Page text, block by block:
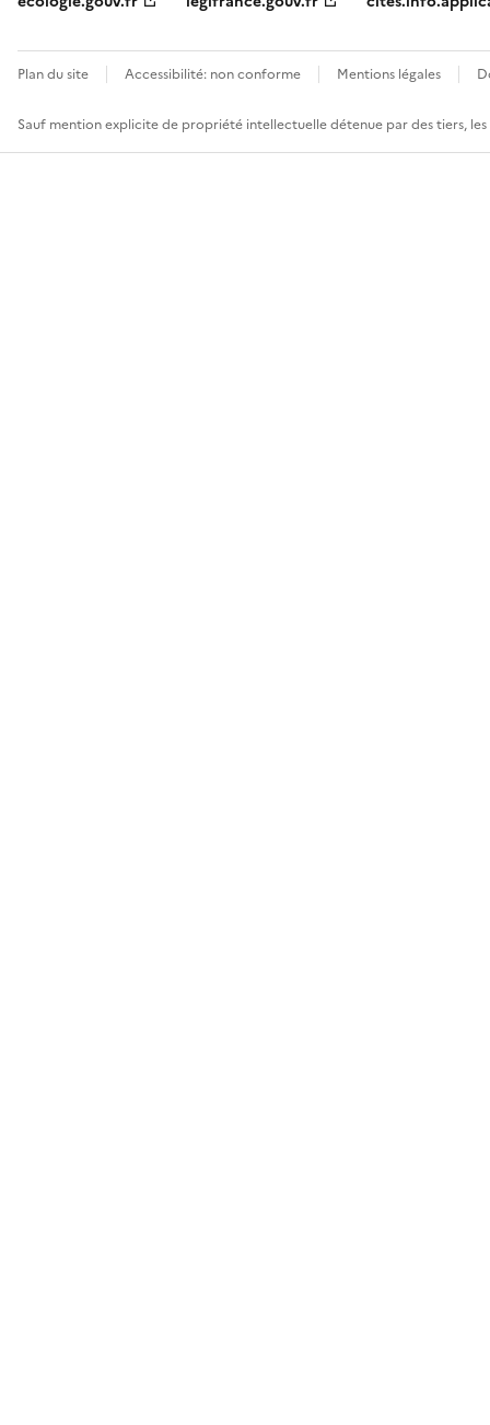
Plan du site Accessibilité: non conforme Mentions légales
Sauf mention explicite de propriété intellectuelle détenue par des tiers,